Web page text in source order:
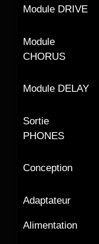
Module DRIVE
Module
CHORUS
Module DELAY
Sortie
PHONES
Conception
Adaptateur
Alimentation